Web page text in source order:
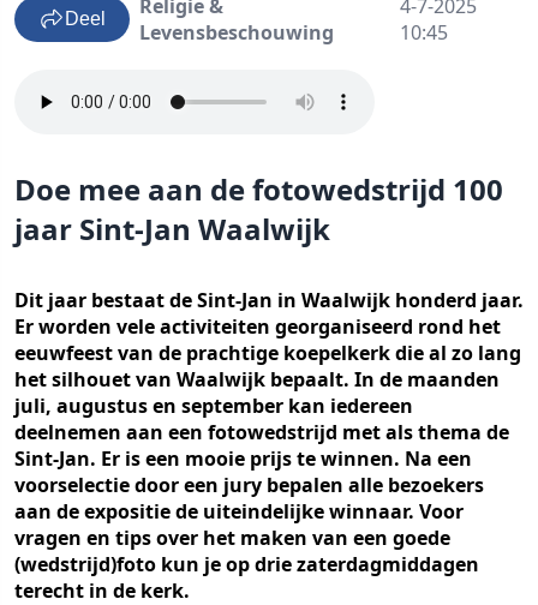
Deel
Religie &
Levensbeschouwing
4-7-2025
10:45
Doe mee aan de fotowedstrijd 100
jaar Sint-Jan Waalwijk
Dit jaar bestaat de Sint-Jan in Waalwijk honderd jaar.
Er worden vele activiteiten georganiseerd rond het
eeuwfeest van de prachtige koepelkerk die al zo lang
het silhouet van Waalwijk bepaalt. In de maanden
juli, augustus en september kan iedereen
deelnemen aan een fotowedstrijd met als thema de
Sint-Jan. Er is een mooie prijs te winnen. Na een
voorselectie door een jury bepalen alle bezoekers
aan de expositie de uiteindelijke winnaar. Voor
vragen en tips over het maken van een goede
(wedstrijd)foto kun je op drie zaterdagmiddagen
terecht in de kerk.